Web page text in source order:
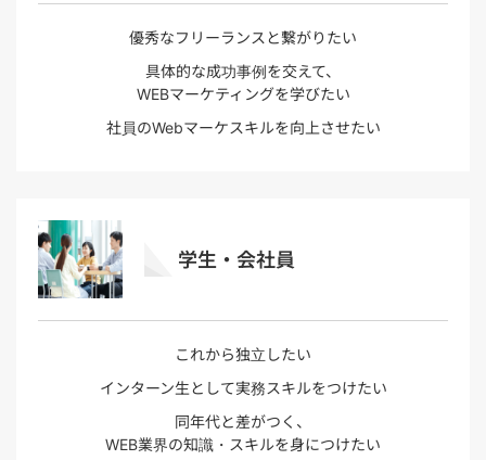
優秀なフリーランスと繋がりたい
具体的な成功事例を交えて、
WEBマーケティングを学びたい
社員のWebマーケスキルを向上させたい
学生・会社員
これから独立したい
インターン生として実務スキルをつけたい
同年代と差がつく、
WEB業界の知識・スキルを身につけたい